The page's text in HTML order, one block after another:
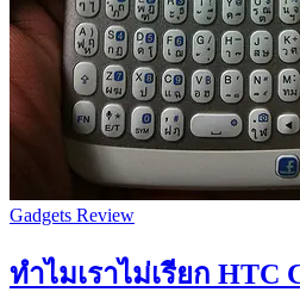
Gadgets Review
ทำไมเราไม่เรียก HTC